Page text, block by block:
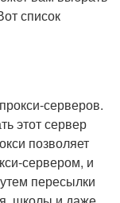
список
серверов.
этот сервер
позволяет
сервером, и
пересылки